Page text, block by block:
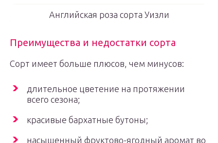
Английская роза сорта Уизли
Преимущества и недостатки сорта
Сорт имеет больше плюсов, чем минусов:
длительное цветение на протяжении
всего сезона;
красивые бархатные бутоны;
насыщенный фруктово-ягодный аромат во